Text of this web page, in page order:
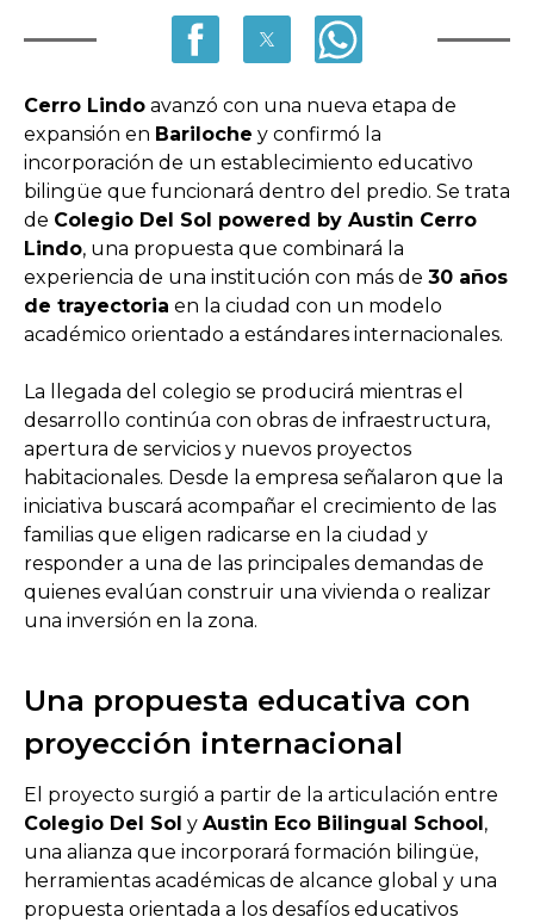
Cerro Lindo avanzó con una nueva etapa de
expansión en Bariloche y confirmó la
incorporación de un establecimiento educativo
bilingüe que funcionará dentro del predio. Se trata
de Colegio Del Sol powered by Austin Cerro
Lindo, una propuesta que combinará la
experiencia de una institución con más de 30 años
de trayectoria en la ciudad con un modelo
académico orientado a estándares internacionales.
La llegada del colegio se producirá mientras el
desarrollo continúa con obras de infraestructura,
apertura de servicios y nuevos proyectos
habitacionales. Desde la empresa señalaron que la
iniciativa buscará acompañar el crecimiento de las
familias que eligen radicarse en la ciudad y
responder a una de las principales demandas de
quienes evalúan construir una vivienda o realizar
una inversión en la zona.
Una propuesta educativa con
proyección internacional
El proyecto surgió a partir de la articulación entre
Colegio Del Sol y Austin Eco Bilingual School ,
una alianza que incorporará formación bilingüe,
herramientas académicas de alcance global y una
propuesta orientada a los desafíos educativos